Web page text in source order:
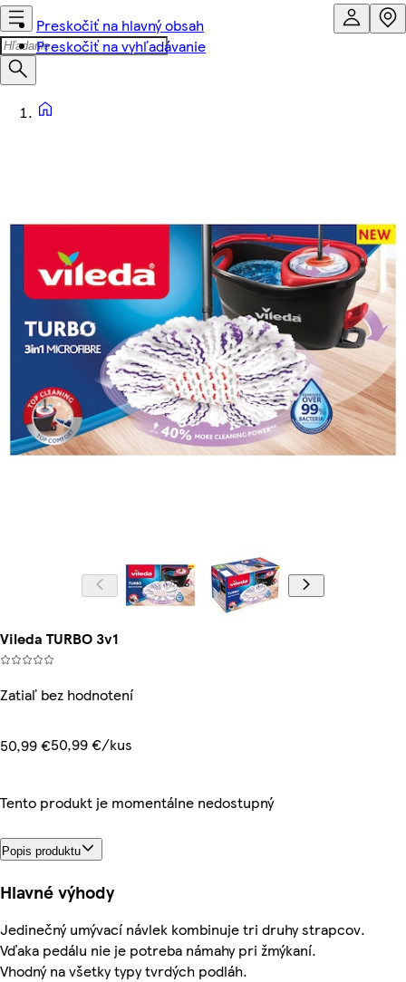
Preskočiť na hlavný obsah
Preskočiť na vyhľadávanie
Vileda TURBO 3v1
Zatiaľ bez hodnotení
50,99 €50,99 €/kus
Tento produkt je momentálne nedostupný
Popis produktu
Hlavné výhody
Jedinečný umývací návlek kombinuje tri druhy strapcov.
Vďaka pedálu nie je potreba námahy pri žmýkaní.
Vhodný na všetky typy tvrdých podláh.